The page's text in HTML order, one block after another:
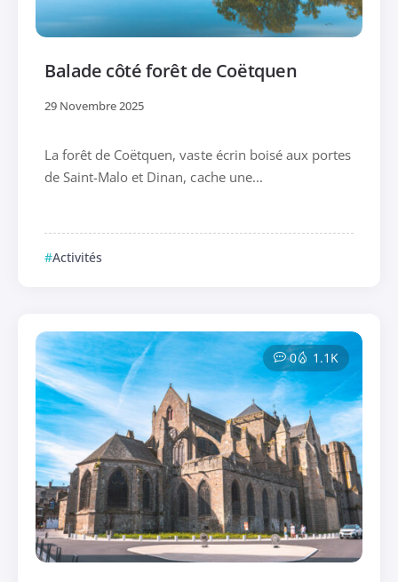
Balade côté forêt de Coëtquen
29 Novembre 2025
La forêt de Coëtquen, vaste écrin boisé aux portes
de Saint-Malo et Dinan, cache une...
Activités
0 1.1K